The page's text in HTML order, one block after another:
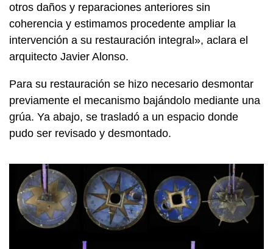
otros daños y reparaciones anteriores sin
coherencia y estimamos procedente ampliar la
intervención a su restauración integral», aclara el
arquitecto Javier Alonso.
Para su restauración se hizo necesario desmontar
previamente el mecanismo bajándolo mediante una
grúa. Ya abajo, se trasladó a un espacio donde
pudo ser revisado y desmontado.